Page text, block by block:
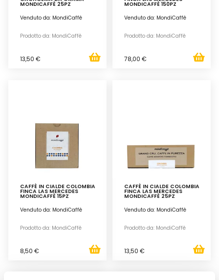
MONDICAFFÈ 25PZ
Venduto da: MondiCaffè
Prodotto da: MondiCaffè
13,50 €
MONDICAFFÈ 150PZ
Venduto da: MondiCaffè
Prodotto da: MondiCaffè
78,00 €
CAFFÈ IN CIALDE COLOMBIA
FINCA LAS MERCEDES
MONDICAFFÈ 15PZ
Venduto da: MondiCaffè
Prodotto da: MondiCaffè
8,50 €
CAFFÈ IN CIALDE COLOMBIA
FINCA LAS MERCEDES
MONDICAFFÈ 25PZ
Venduto da: MondiCaffè
Prodotto da: MondiCaffè
13,50 €